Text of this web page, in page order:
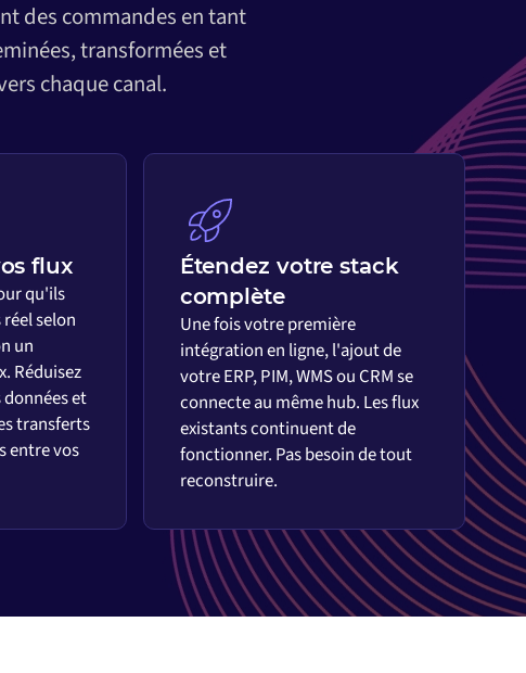
des commandes en tant
transformées et
chaque canal.
flux
qu'ils
selon
un
Réduisez
données et
transferts
entre vos
Étendez votre stack
complète
Une fois votre première
intégration en ligne, l'ajout de
votre ERP, PIM, WMS ou CRM se
connecte au même hub. Les flux
existants continuent de
fonctionner. Pas besoin de tout
reconstruire.